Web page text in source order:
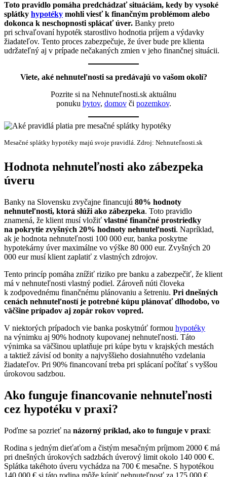
Toto pravidlo pomáha predchádzať situáciám, kedy by vysoké
splátky hypotéky mohli viesť k finančným problémom alebo
dokonca k neschopnosti splácať úver. Banky preto
pri schvaľovaní hypoték starostlivo hodnotia príjem a výdavky
žiadateľov. Tento proces zabezpečuje, že úver bude pre klienta
udržateľný aj v prípade nečakaných zmien v jeho finančnej situácii.
Viete, aké nehnuteľnosti sa predávajú vo vašom okolí?
Pozrite si na Nehnuteľnosti.sk aktuálnu
ponuku bytov, domovči pozemkov.
Mesačné splátky hypotéky majú svoje pravidlá. Zdroj: Nehnuteľnosti.sk
Hodnota nehnuteľnosti ako zábezpeka
úveru
Banky na Slovensku zvyčajne financujú 80% hodnoty
nehnuteľnosti, ktorá slúži ako zábezpeka. Toto pravidlo
znamená, že klient musí vložiť vlastné finančné prostriedky
na pokrytie zvyšných 20% hodnoty nehnuteľnosti. Napríklad,
ak je hodnota nehnuteľnosti 100 000 eur, banka poskytne
hypotekárny úver maximálne vo výške 80 000 eur. Zvyšných 20
000 eur musí klient zaplatiť z vlastných zdrojov.
Tento princíp pomáha znížiť riziko pre banku a zabezpečiť, že klient
má v nehnuteľnosti vlastný podiel. Zároveň núti človeka
k zodpovednému finančnému plánovaniu a šetreniu. Pri dnešných
cenách nehnuteľností je potrebné kúpu plánovať dlhodobo, vo
väčšine prípadov aj zopár rokov vopred.
V niektorých prípadoch vie banka poskytnúť formou hypotéky
na výnimku aj 90% hodnoty kupovanej nehnuteľnosti. Táto
výnimka sa väčšinou uplatňuje pri kúpe bytu v krajských mestách
a taktiež závisí od bonity a najvyššieho dosiahnutého vzdelania
žiadateľov. Pri 90% financovaní treba pri splácaní počítať s vyššou
úrokovou sadzbou.
Ako funguje financovanie nehnuteľnosti
cez hypotéku v praxi?
Poďme sa pozrieť na názorný príklad, ako to funguje v praxi:
Rodina s jedným dieťaťom a čistým mesačným príjmom 2000 € má
pri dnešných úrokových sadzbách úverový limit okolo 140 000 €.
Splátka takéhoto úveru vychádza na 700 € mesačne. S hypotékou